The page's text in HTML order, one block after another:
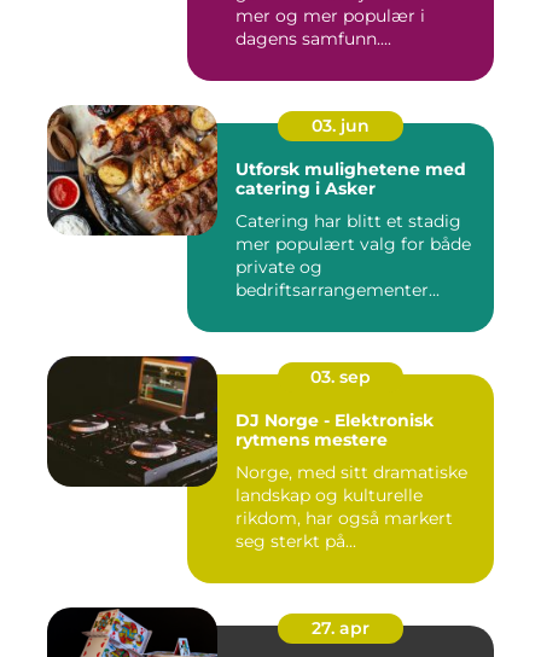
mer og mer populær i
dagens samfunn....
03. jun
Utforsk mulighetene med
catering i Asker
Catering har blitt et stadig
mer populært valg for både
private og
bedriftsarrangementer...
03. sep
DJ Norge - Elektronisk
rytmens mestere
Norge, med sitt dramatiske
landskap og kulturelle
rikdom, har også markert
seg sterkt på...
27. apr